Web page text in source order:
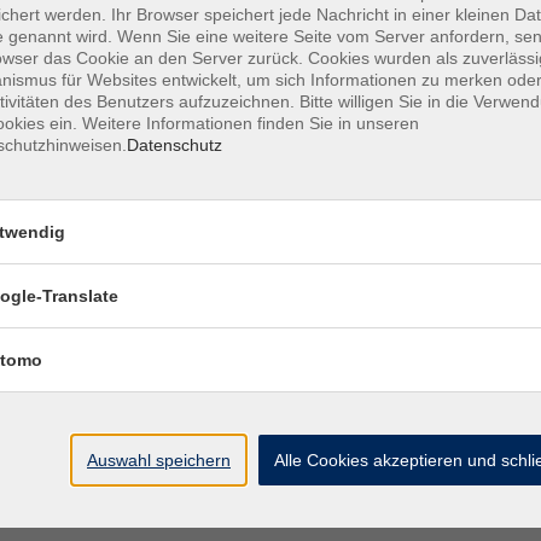
folgen zeitnah.
Sprachen
werden. Ihr Browser speichert jede Nachricht in einer kleinen
genannt wird. Wenn Sie eine weitere Seite vom Server anfordern,
das Cookie an den Server zurück. Cookies wurden als
für Websites entwickelt, um sich Informationen zu merken
des Benutzers aufzuzeichnen. Bitte willigen Sie in die
ein. Weitere Informationen finden Sie in unseren
Datenschutz
Translate
Auswahl speichern Alle Cookies akzeptieren und